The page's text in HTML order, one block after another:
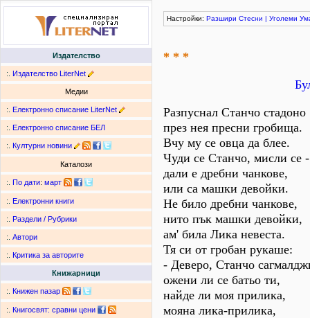
Издателство
:. Издателство LiterNet
Медии
:. Електронно списание LiterNet
:. Електронно списание БЕЛ
:. Културни новини
Каталози
:. По дати: март
:. Електронни книги
:. Раздели / Рубрики
:. Автори
:. Критика за авторите
Книжарници
:. Книжен пазар
:. Книгосвят: сравни цени
Настройки: Разшири Стесни | Уголеми
* * *
Разпуснал Станчо стадоно
през нея пресни гробища.
Вчу му се овца да блее.
Чуди се Станчо, мисли се -
дали е дребни чанкове,
или са машки девойки.
Не било дребни чанкове,
нито пък машки девойки,
ам' била Лика невеста.
Тя си от гробан рукаше:
- Деверо, Станчо
ожени ли се батьо ти,
найде ли моя прилика,
мояна лика-прилика,